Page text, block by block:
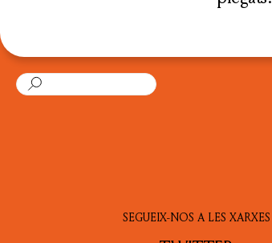
SEGUEIX-NOS A LES XARXES